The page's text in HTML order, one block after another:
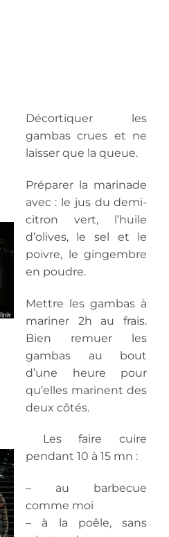
Décortiquer les
gambas crues et ne
laisser que la queue.
Préparer la marinade
avec : le jus du demi-
citron vert, l’huile
d’olives, le sel et le
poivre, le gingembre
en poudre.
Mettre les gambas à
mariner 2h au frais.
Bien remuer les
gambas au bout
d’une heure pour
qu’elles marinent des
deux côtés.
Les faire cuire
pendant 10 à 15 mn :
– au barbecue
comme moi
– à la poêle, sans